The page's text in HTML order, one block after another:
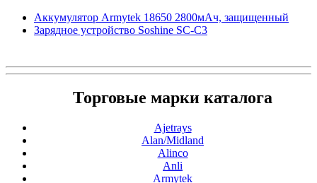
Аккумулятор Armytek 18650 2800мАч, защищенный
Зарядное устройство Soshine SC-C3
Торговые марки каталога
Ajetrays
Alan/Midland
Alinco
Anli
Armytek